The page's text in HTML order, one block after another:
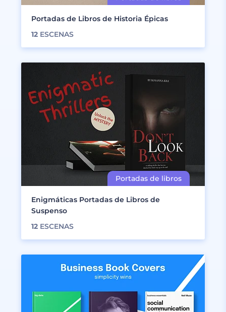
Portadas de Libros de Historia Épicas
12 ESCENAS
Enigmáticas Portadas de Libros de
Suspenso
12 ESCENAS